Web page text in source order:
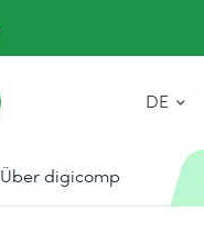
DE
Über digicomp